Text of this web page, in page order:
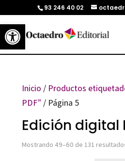
Abrir barra de herramientas
93 246 40 02
Inicio / Productos
PDF” / Página 5
Edición digital
Mostrando 49–60 de 131